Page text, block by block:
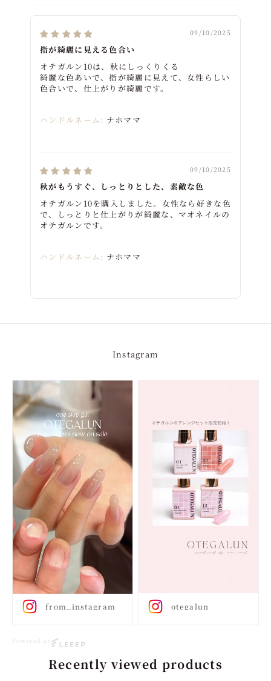
ハンドルネーム: ナホママ
09/10/2025
指が綺麗に見える色合い
オテガルン10は、秋にしっくりくる
綺麗な色あいで、指が綺麗に見えて、女性らしい
色合いで、仕上がりが綺麗です。
ハンドルネーム: ナホママ
09/10/2025
秋がもうすぐ、しっとりとした、素敵な色
オテガルン10を購入しました。女性なら好きな色
で、しっとりと仕上がりが綺麗な、マオネイルの
オテガルンです。
Instagram
from_instagram otegalun
Powered by
Recently viewed products